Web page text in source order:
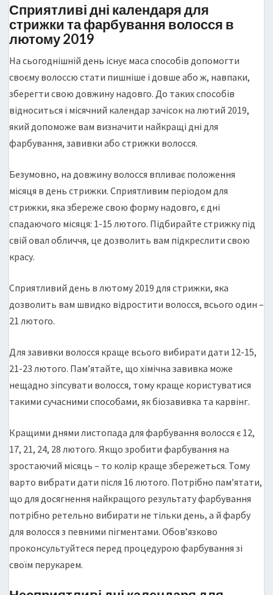
Сприятливі дні календаря для
стрижки та фарбування волосся в
лютому 2019
На сьогоднішній день існує маса способів допомогти
своєму волоссю стати пишніше і довше або ж, навпаки,
зберегти свою довжину надовго. До таких способів
відноситься і місячний календар зачісок на лютий 2019,
який допоможе вам визначити найкращі дні для
фарбування, завивки або стрижки волосся.
Безумовно, на довжину волосся впливає положення
місяця в день стрижки. Сприятливим періодом для
стрижки, яка збереже свою форму надовго, є дні
спадаючого місяця: 1-15 лютого. Підбирайте стрижку під
свій овал обличчя, це дозволить вам підкреслити свою
красу.
Сприятливий день в лютому 2019 для стрижки, яка
дозволить вам швидко відростити волосся, всього один –
21 лютого.
Для завивки волосся краще всього вибирати дати 12-15,
21-23 лютого. Пам’ятайте, що хімічна завивка може
нещадно зіпсувати волосся, тому краще користуватися
такими сучасними способами, як біозавивка та карвінг.
Кращими днями листопада для фарбування волосся є 12,
17, 21, 24, 28 лютого. Якщо зробити фарбування на
зростаючий місяць – то колір краще збережеться. Тому
варто вибрати дати після 16 лютого. Потрібно пам’ятати,
що для досягнення найкращого результату фарбування
потрібно ретельно вибирати не тільки день, а й фарбу
для волосся з певними пігментами. Обов’язково
проконсультуйтеся перед процедурою фарбування зі
своїм перукарем.